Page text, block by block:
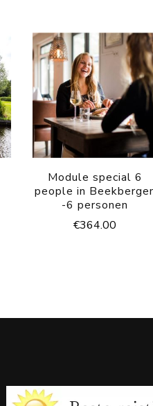
Module special 6
people in
-6 personen
€364.00